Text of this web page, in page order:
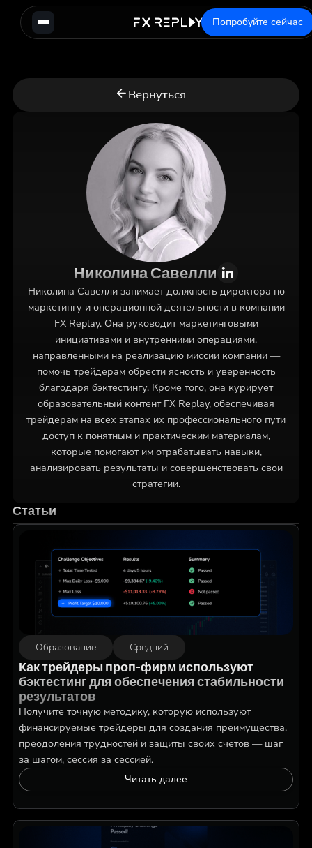
Попробуйте сейчас
Вернуться
Николина Савелли
Николина Савелли занимает должность директора по
маркетингу и операционной деятельности в компании
FX Replay. Она руководит маркетинговыми
инициативами и внутренними операциями,
направленными на реализацию миссии компании —
помочь трейдерам обрести ясность и уверенность
благодаря бэктестингу. Кроме того, она курирует
образовательный контент FX Replay, обеспечивая
трейдерам на всех этапах их профессионального пути
доступ к понятным и практическим материалам,
которые помогают им отрабатывать навыки,
анализировать результаты и совершенствовать свои
стратегии.
Статьи
Образование Средний
Как трейдеры проп-фирм используют
бэктестинг для обеспечения стабильности
результатов
Получите точную методику, которую используют
финансируемые трейдеры для создания преимущества,
преодоления трудностей и защиты своих счетов — шаг
за шагом, сессия за сессией.
Читать далее